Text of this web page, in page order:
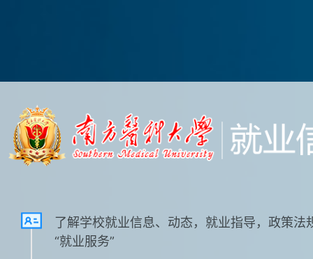
了解学校就业信息、动态，就业指导，政策法
“就业服务”